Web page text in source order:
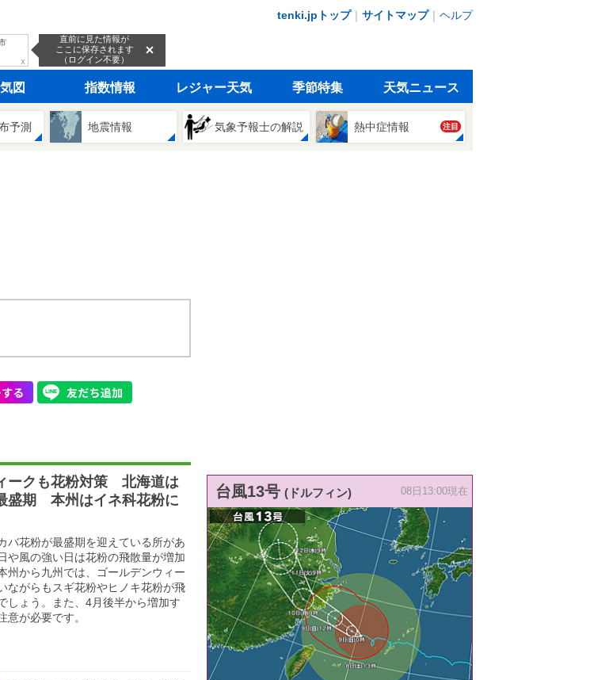
tenki.jpトップ｜ サイトマップ｜ ヘルプ
ｘ
直前に見た情報が
ここに保存されます
（ログイン不要）
図 指数情報 レジャー天気 季節特集 天気ニュース
予測 地震情報 気象予報士の解説 熱中症情報 注目
ークも花粉対策 北海道は
盛期 本州はイネ科花粉に
バ花粉が最盛期を迎えている所があ
や風の強い日は花粉の飛散量が増加
州から九州では、ゴールデンウィー
ながらもスギ花粉やヒノキ花粉が飛
しょう。また、4月後半から増加す
意が必要です。
台風13号 (ドルフィン) 08日13:00現在